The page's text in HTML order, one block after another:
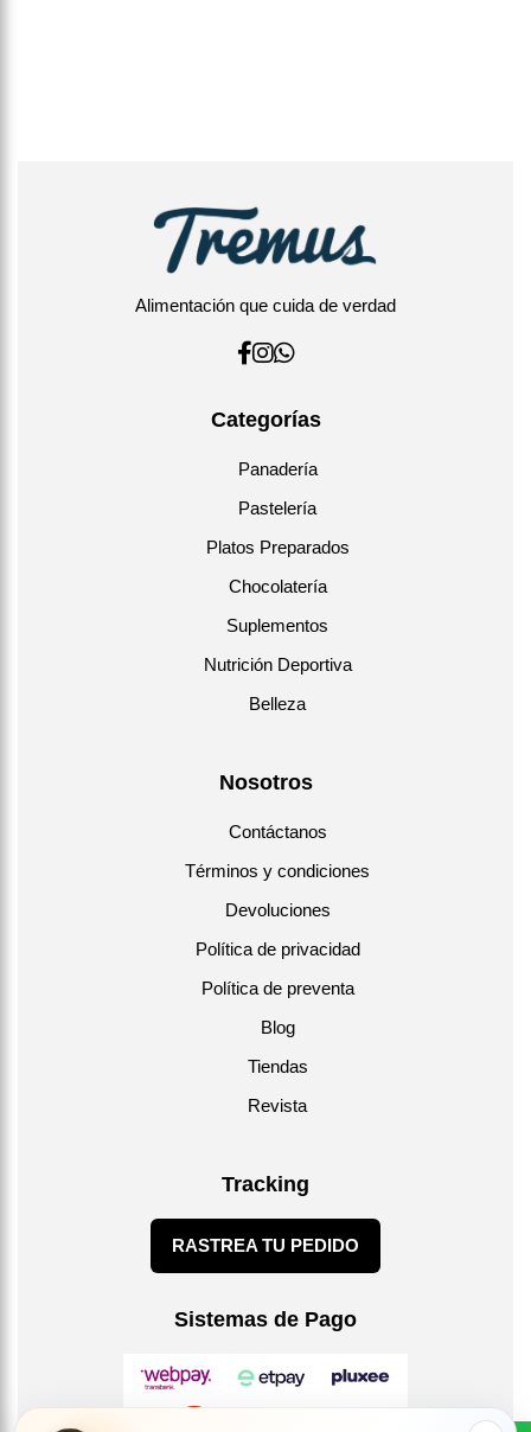
Alimentación que cuida de verdad
Categorías
Panadería
Pastelería
Platos Preparados
Chocolatería
Suplementos
Nutrición Deportiva
Belleza
Nosotros
Contáctanos
Términos y condiciones
Devoluciones
Política de privacidad
Política de preventa
Blog
Tiendas
Revista
Tracking
RASTREA TU PEDIDO
Sistemas de Pago